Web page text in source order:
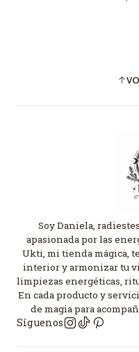
Soy Daniela,
apasionada por las
Ukti, mi tienda mágica,
interior y armonizar tu
limpiezas energéticas,
En cada producto y
de magia para
Síguenos